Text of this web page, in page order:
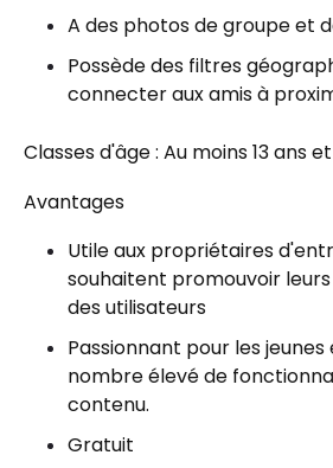
A des photos de groupe et
Possède des filtres
connecter aux amis à
Classes d'âge : Au moins 13 ans
Avantages
Utile aux propriétaires
souhaitent promouvoir
des utilisateurs
Passionnant pour les jeunes
nombre élevé de
contenu.
Gratuit